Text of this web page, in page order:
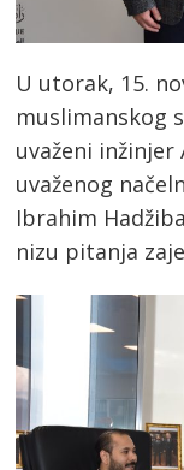
U utorak, 15.
muslimanskog
uvaženi
uvaženog
Ibrahim
nizu pitanja